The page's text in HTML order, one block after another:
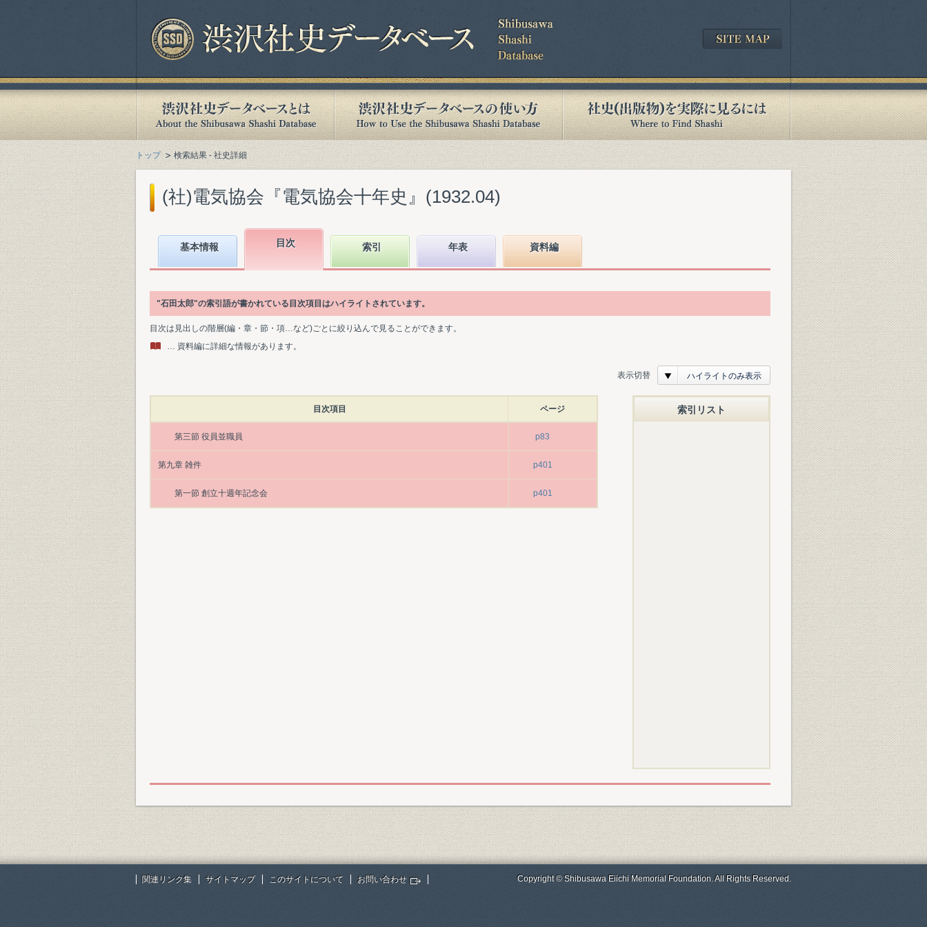
トップ 検索結果 - 社史詳細
(社)電気協会『電気協会十年史』(1932.04)
基本情報 目次 索引 年表 資料編
"石田太郎"の索引語が書かれている目次項目はハイライトされています。
目次は見出しの階層(編・章・節・項…など)ごとに絞り込んで見ることができます。
… 資料編に詳細な情報があります。
表示切替 ハイライトのみ表示
目次項目 ページ
第三節 役員並職員 p83
第九章 雑件 p401
第一節 創立十週年記念会 p401
索引リスト
関連リンク集 サイトマップ このサイトについて お問い合わせ Copyright © Shibusawa Eiichi Memorial Foundation. All Rights Reserved.